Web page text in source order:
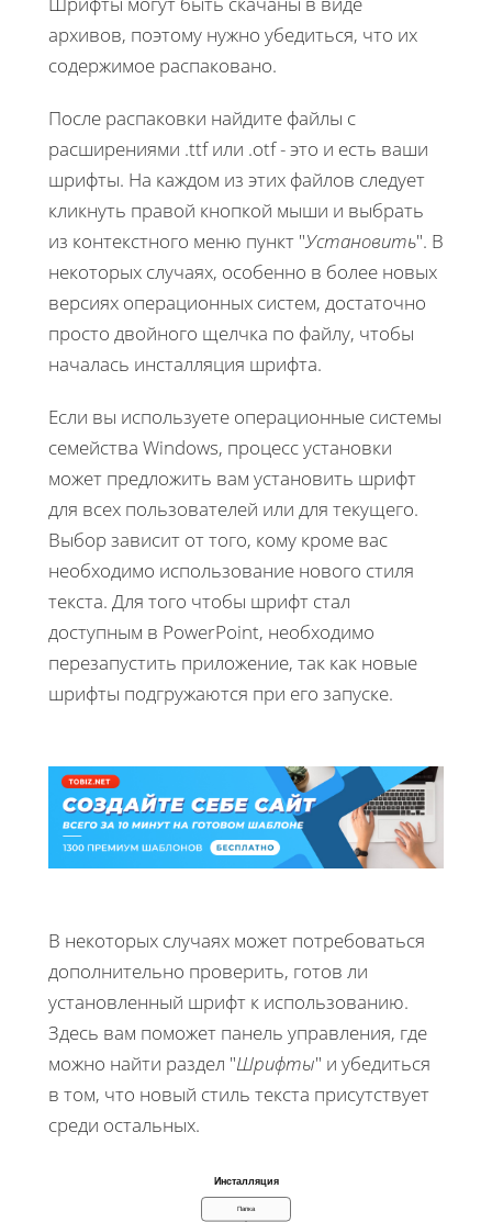
архивов, поэтому нужно убедиться, что их
содержимое распаковано.
После распаковки найдите файлы с
расширениями .ttf или .otf - это и есть ваши
шрифты. На каждом из этих файлов следует
кликнуть правой кнопкой мыши и выбрать
из контекстного меню пункт "Установить". В
некоторых случаях, особенно в более новых
версиях операционных систем, достаточно
просто двойного щелчка по файлу, чтобы
началась инсталляция шрифта.
Если вы используете операционные системы
семейства Windows, процесс установки
может предложить вам установить шрифт
для всех пользователей или для текущего.
Выбор зависит от того, кому кроме вас
необходимо использование нового стиля
текста. Для того чтобы шрифт стал
доступным в PowerPoint, необходимо
перезапустить приложение, так как новые
шрифты подгружаются при его запуске.
В некоторых случаях может потребоваться
дополнительно проверить, готов ли
установленный шрифт к использованию.
Здесь вам поможет панель управления, где
можно найти раздел "Шрифты" и убедиться
в том, что новый стиль текста присутствует
среди остальных.
Инсталляция
Папка